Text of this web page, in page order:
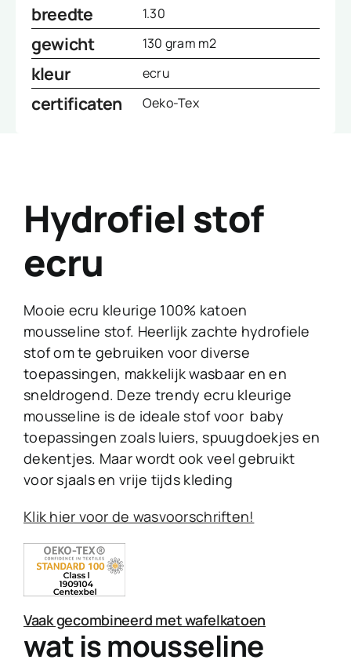
breedte 1.30
gewicht 130 gram m2
kleur ecru
certificaten Oeko-Tex
Hydrofiel stof
ecru
Mooie ecru kleurige 100% katoen
mousseline stof. Heerlijk zachte hydrofiele
stof om te gebruiken voor diverse
toepassingen, makkelijk wasbaar en en
sneldrogend. Deze trendy ecru kleurige
mousseline is de ideale stof voor baby
toepassingen zoals luiers, spuugdoekjes en
dekentjes. Maar wordt ook veel gebruikt
voor sjaals en vrije tijds kleding
Klik hier voor de wasvoorschriften!
Vaak gecombineerd met wafelkatoen
wat is mousseline